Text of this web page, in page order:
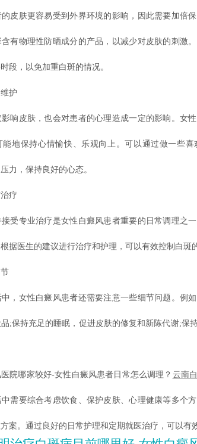
肤更容易受到外界环境的影响，因此需要加倍保
含有物理性防晒成分的产品，以减少对皮肤的刺激
段，以免加重白斑的情况。
护
皮肤，也会对患者的心理造成一定的影响。女性
能地保持心情愉快、乐观向上。可以通过做一些
力，保持良好的心态。
疗
专业治疗是女性白癜风患者重要的日常调理之一
据医生的建议进行治疗和护理，可以有效控制白斑
女性白癜风患者还需要注意一些细节问题。例如
;保持充足的睡眠，促进皮肤的修复和新陈代谢;保
哪家较好-女性白癜风患者日常怎么调理？ 云南
需要综合考虑饮食、保护皮肤、心理健康等多个
案。通过良好的日常护理和定期就医治疗，可以有